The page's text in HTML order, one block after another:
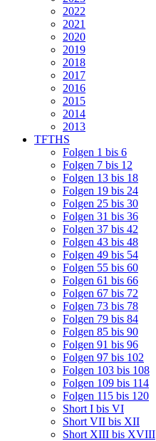
2022
2021
2020
2019
2018
2017
2016
2015
2014
2013
TFTHS
Folgen 1 bis 6
Folgen 7 bis 12
Folgen 13 bis 18
Folgen 19 bis 24
Folgen 25 bis 30
Folgen 31 bis 36
Folgen 37 bis 42
Folgen 43 bis 48
Folgen 49 bis 54
Folgen 55 bis 60
Folgen 61 bis 66
Folgen 67 bis 72
Folgen 73 bis 78
Folgen 79 bis 84
Folgen 85 bis 90
Folgen 91 bis 96
Folgen 97 bis 102
Folgen 103 bis 108
Folgen 109 bis 114
Folgen 115 bis 120
Short I bis VI
Short VII bis XII
Short XIII bis XVIII